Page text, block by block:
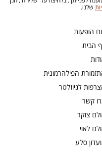
הופעות
הבית
הפילהרמונית
לניוזלטר
קשר
צוקר
לאוי
סלע
שלנו.